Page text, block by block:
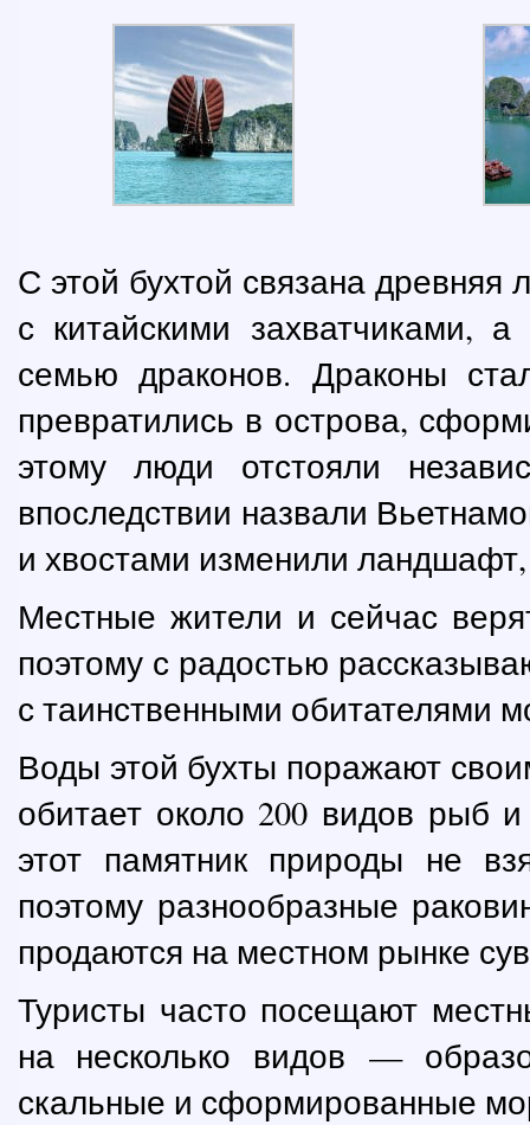
С этой бухтой связана древняя
с китайскими
семью драконов. Драконы
превратились в острова,
этому люди отстояли
впоследствии назвали
и хвостами изменили
Местные жители и сейчас
поэтому с радостью
с таинственными обитателями
Воды этой бухты поражают
обитает около 200 видов рыб
этот памятник природы не
поэтому разнообразные
продаются на местном рынке
Туристы часто посещают
на несколько видов —
скальные и сформированные